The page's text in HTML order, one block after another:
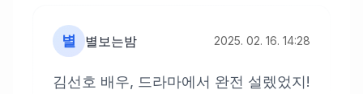
별 별보는밤 2025. 02. 16. 14:28
김선호 배우, 드라마에서 완전 설렜었지!